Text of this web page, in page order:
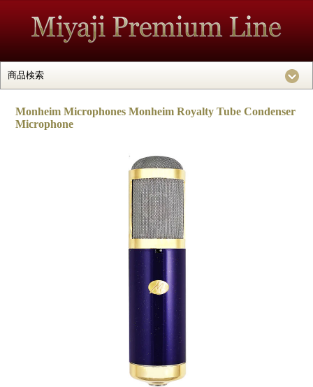
Monheim Microphones Monheim Royalty Tube Condenser
Microphone